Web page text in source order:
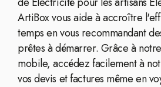
ArtiBox vous aide à accroître
temps en vous recommandant
prêtes à démarrer. Grâce à
mobile, accédez facilement à
vos devis et factures même en